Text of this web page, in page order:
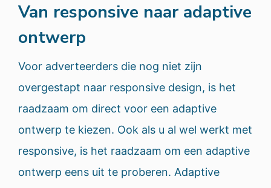
Van responsive naar adaptive
ontwerp
Voor adverteerders die nog niet zijn
overgestapt naar responsive design, is het
raadzaam om direct voor een adaptive
ontwerp te kiezen. Ook als u al wel werkt met
responsive, is het raadzaam om een adaptive
ontwerp eens uit te proberen. Adaptive